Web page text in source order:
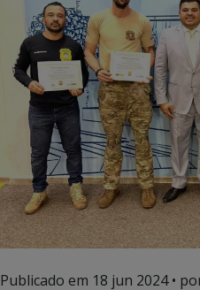
Publicado em 18 jun 2024•